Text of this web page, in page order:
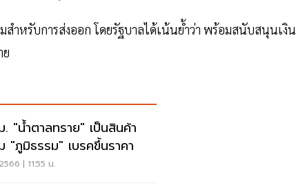
สำหรับการส่งออก โดยรัฐบาลได้เน้นย้ำว่า พร้อมสนับสนุนเงิน
"น้ำตาลทราย" เป็นสินค้า
"ภูมิธรรม" เบรคขึ้นราคา
| 11:55 น.